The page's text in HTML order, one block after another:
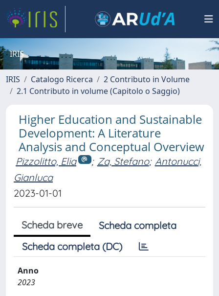
IRIS
IRIS Catalogo Ricerca
2 Contributo in Volume
2.1 Contributo in volume (Capitolo o Saggio)
Higher Education and Sustainable
Development: A Literature
Analysis and Conceptual Overview
Pizzolitto, Elia ; Za, Stefano; Antonucci,
Gianluca
2023-01-01
Scheda breve
Scheda completa
Scheda completa (DC)
Anno
2023